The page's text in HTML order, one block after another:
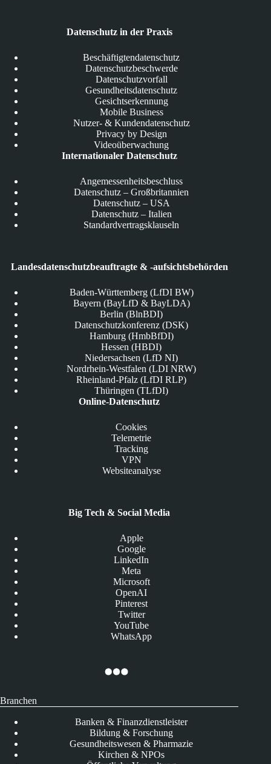
Datenschutz in der Praxis
Beschäftigtendatenschutz
Datenschutzbeschwerde
Datenschutzvorfall
Gesundheitsdatenschutz
Gesichtserkennung
Mobile Business
Nutzer- & Kundendatenschutz
Privacy by Design
Videoüberwachung
Internationaler Datenschutz
Angemessenheitsbeschluss
Datenschutz – Großbritannien
Datenschutz – USA
Datenschutz – Italien
Standardvertragsklauseln
Landesdatenschutzbeauftragte & -aufsichtsbehörden
Baden-Württemberg (LfDI BW)
Bayern (BayLfD & BayLDA)
Berlin (BlnBDI)
Datenschutzkonferenz (DSK)
Hamburg (HmbBfDI)
Hessen (HBDI)
Niedersachsen (LfD NI)
Nordrhein-Westfalen (LDI NRW)
Rheinland-Pfalz (LfDI RLP)
Thüringen (TLfDI)
Online-Datenschutz
Cookies
Telemetrie
Tracking
VPN
Websiteanalyse
Big Tech & Social Media
Apple
Google
LinkedIn
Meta
Microsoft
OpenAI
Pinterest
Twitter
YouTube
WhatsApp
Branchen
Banken & Finanzdienstleister
Bildung & Forschung
Gesundheitswesen & Pharmazie
Kirchen & NPOs